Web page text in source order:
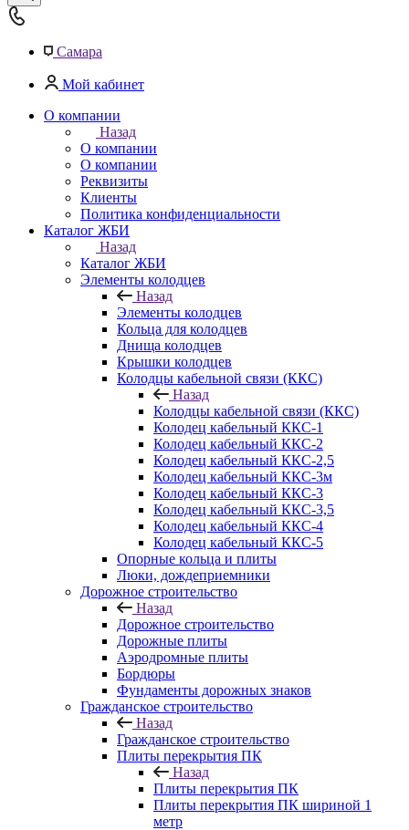
Самара
Мой кабинет
О компании
Назад
О компании
О компании
Реквизиты
Клиенты
Политика конфиденциальности
Каталог ЖБИ
Назад
Каталог ЖБИ
Элементы колодцев
Назад
Элементы колодцев
Кольца для колодцев
Днища колодцев
Крышки колодцев
Колодцы кабельной связи (ККС)
Назад
Колодцы кабельной связи (ККС)
Колодец кабельный ККС-1
Колодец кабельный ККС-2
Колодец кабельный ККС-2,5
Колодец кабельный ККС-3м
Колодец кабельный ККС-3
Колодец кабельный ККС-3,5
Колодец кабельный ККС-4
Колодец кабельный ККС-5
Опорные кольца и плиты
Люки, дождеприемники
Дорожное строительство
Назад
Дорожное строительство
Дорожные плиты
Аэродромные плиты
Бордюры
Фундаменты дорожных знаков
Гражданское строительство
Назад
Гражданское строительство
Плиты перекрытия ПК
Назад
Плиты перекрытия ПК
Плиты перекрытия ПК шириной 1
метр